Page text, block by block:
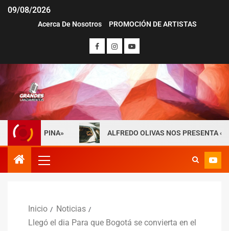
09/08/2026
Acerca De Nosotros PROMOCIÓN DE ARTISTAS
ALFREDO OLIVAS NOS PRESENTA «MAYDAY»
Inicio
Noticias
Llegó el dia Para que Bogotá se convierta en el